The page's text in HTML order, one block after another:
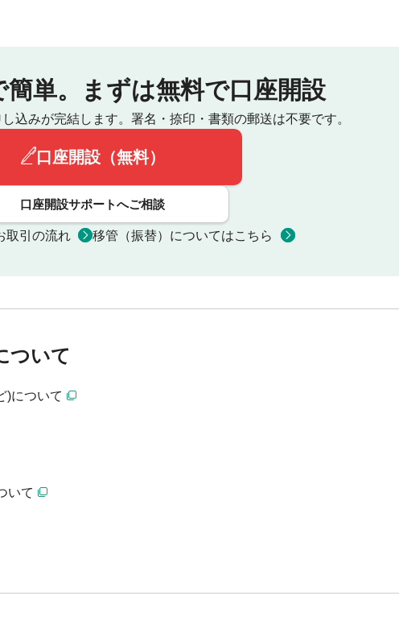
単。 まずは無料で口座開設
込みが完結します。 署名・捺印・書類の郵送は不要です。
口座開設（無料）
口座開設サポートへご相談
取引の流れ 移管（振替）についてはこちら
ついて
)について
いて